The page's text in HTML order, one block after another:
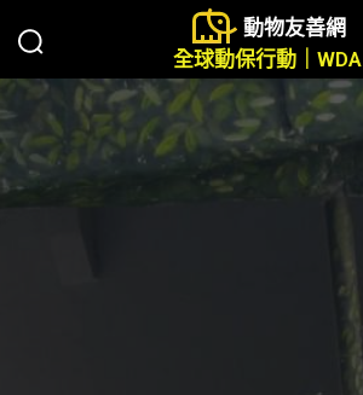
動物友善網
全球動保行動｜WDA